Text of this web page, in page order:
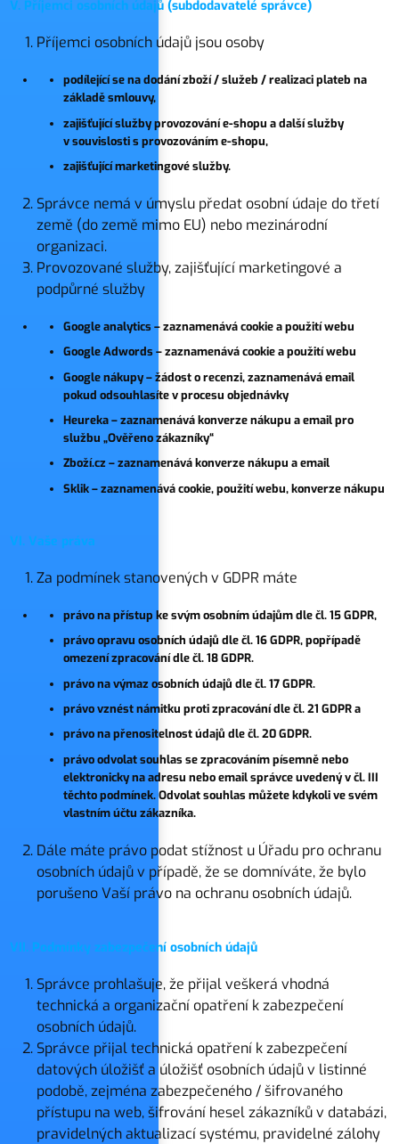
V. Příjemci osobních údajů (subdodavatelé správce)
Příjemci osobních údajů jsou osoby
podílející se na dodání zboží / služeb / realizaci plateb na
základě smlouvy,
zajišťující služby provozování e-shopu a další služby
v souvislosti s provozováním e-shopu,
zajišťující marketingové služby.
Správce nemá v úmyslu předat osobní údaje do třetí
země (do země mimo EU) nebo mezinárodní
organizaci.
Provozované služby, zajišťující marketingové a
podpůrné služby
Google analytics – zaznamenává cookie a použití webu
Google Adwords – zaznamenává cookie a použití webu
Google nákupy – žádost o recenzi, zaznamenává email
pokud odsouhlasíte v procesu objednávky
Heureka – zaznamenává konverze nákupu a email pro
službu „Ověřeno zákazníky“
Zboží.cz – zaznamenává konverze nákupu a email
Sklik – zaznamenává cookie, použití webu, konverze nákupu
VI. Vaše práva
Za podmínek stanovených v GDPR máte
právo na přístup ke svým osobním údajům dle čl. 15 GDPR,
právo opravu osobních údajů dle čl. 16 GDPR, popřípadě
omezení zpracování dle čl. 18 GDPR.
právo na výmaz osobních údajů dle čl. 17 GDPR.
právo vznést námitku proti zpracování dle čl. 21 GDPR a
právo na přenositelnost údajů dle čl. 20 GDPR.
právo odvolat souhlas se zpracováním písemně nebo
elektronicky na adresu nebo email správce uvedený v čl. III
těchto podmínek. Odvolat souhlas můžete kdykoli ve svém
vlastním účtu zákazníka.
Dále máte právo podat stížnost u Úřadu pro ochranu
osobních údajů v případě, že se domníváte, že bylo
porušeno Vaší právo na ochranu osobních údajů.
VII. Podmínky zabezpečení osobních údajů
Správce prohlašuje, že přijal veškerá vhodná
technická a organizační opatření k zabezpečení
osobních údajů.
Správce přijal technická opatření k zabezpečení
datových úložišť a úložišť osobních údajů v listinné
podobě, zejména zabezpečeného / šifrovaného
přístupu na web, šifrování hesel zákazníků v databázi,
pravidelných aktualizací systému, pravidelné zálohy